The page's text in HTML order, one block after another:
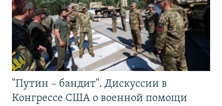
"Путин – бандит". Дискуссии в
Конгрессе США о военной помощи